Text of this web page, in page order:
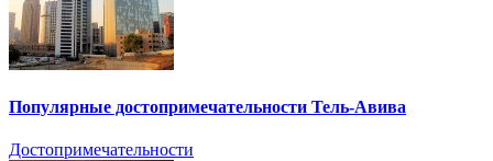
Популярные достопримечательности Тель-Авива
Достопримечательности